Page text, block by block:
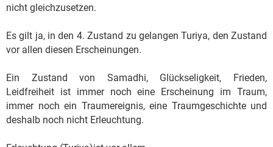
nicht gleichzusetzen.
Es gilt ja, in den 4. Zustand zu gelangen Turiya, den Zustand
vor allen diesen Erscheinungen.
Ein Zustand von Samadhi, Glückseligkeit, Frieden,
Leidfreiheit ist immer noch eine Erscheinung im Traum,
immer noch ein Traumereignis, eine Traumgeschichte und
deshalb noch nicht Erleuchtung.